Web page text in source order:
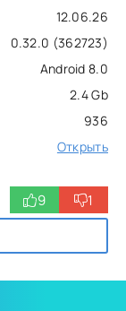
12.06.26
0.32.0 (362723)
Android 8.0
2.4 Gb
936
Открыть
9 1